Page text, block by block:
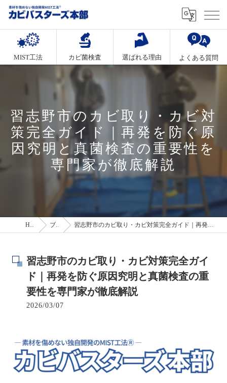
MIST工法 カビ菌検査 選ばれる理由 よくある質問
習志野市のカビ取り・カビ対
策完全ガイド｜再発を防ぐ原
因究明と真菌検査の重要性を
専門家が徹底解説
HOME ブログ 習志野市のカビ取り・カビ対策完全ガイド｜再発を防ぐ原因究明と真菌検査の重要性を専門家が徹底解説
習志野市のカビ取り・カビ対策完全ガイ
ド｜再発を防ぐ原因究明と真菌検査の重
要性を専門家が徹底解説
2026/03/07